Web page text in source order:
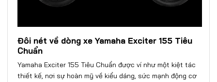
Đôi nét về dòng xe Yamaha Exciter 155 Tiêu
Chuẩn
Yamaha Exciter 155 Tiêu Chuẩn được ví như một kiệt tác
thiết kế, nơi sự hoàn mỹ về kiểu dáng, sức mạnh động cơ